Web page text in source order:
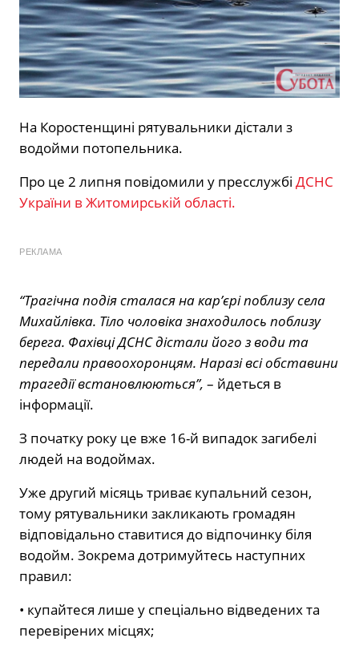
На Коростенщині рятувальники дістали з
водойми потопельника.
Про це 2 липня повідомили у пресслужбі ДСНС
України в Житомирській області.
РЕКЛАМА
“Трагічна подія сталася на кар’єрі поблизу села
Михайлівка. Тіло чоловіка знаходилось поблизу
берега. Фахівці ДСНС дістали його з води та
передали правоохоронцям. Наразі всі обставини
трагедії встановлюються”, – йдеться в
інформації.
З початку року це вже 16-й випадок загибелі
людей на водоймах.
Уже другий місяць триває купальний сезон,
тому рятувальники закликають громадян
відповідально ставитися до відпочинку біля
водойм. Зокрема дотримуйтесь наступних
правил:
• купайтеся лише у спеціально відведених та
перевірених місцях;